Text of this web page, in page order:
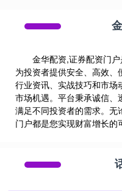
金华配资,证券配资门
为投资者提供安全、高效
行业资讯、实战技巧和市场
市场机遇。平台秉承诚信、
满足不同投资者的需求。无
门户都是您实现财富增长的